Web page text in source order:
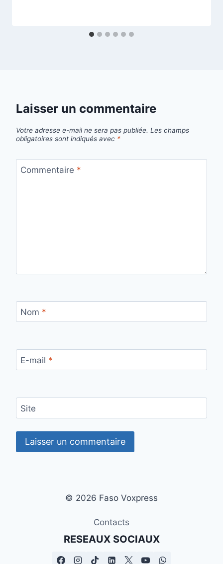
Laisser un commentaire
Votre adresse e-mail ne sera pas publiée. Les champs
obligatoires sont indiqués avec *
Commentaire *
Nom *
E-mail *
Site
© 2026 Faso Voxpress
Contacts
RESEAUX SOCIAUX